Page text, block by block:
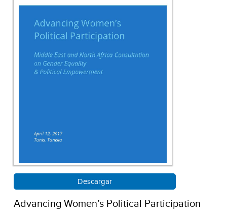
Descargar
Advancing Women’s Political Participation